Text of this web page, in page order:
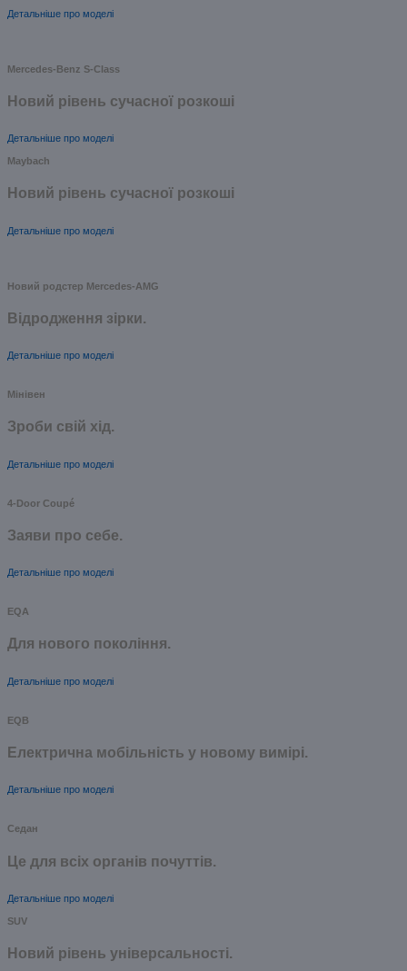
Детальніше про моделі
Mercedes-Benz S-Class
Новий рівень сучасної розкоші
Детальніше про моделі
Maybach
Новий рівень сучасної розкоші
Детальніше про моделі
Новий родстер Mercedes-AMG
Відродження зірки.
Детальніше про моделі
Мінівен
Зроби свій хід.
Детальніше про моделі
4-Door Coupé
Заяви про себе.
Детальніше про моделі
EQA
Для нового покоління.
Детальніше про моделі
EQB
Електрична мобільність у новому вимірі.
Детальніше про моделі
Седан
Це для всіх органів почуттів.
Детальніше про моделі
SUV
Новий рівень універсальності.